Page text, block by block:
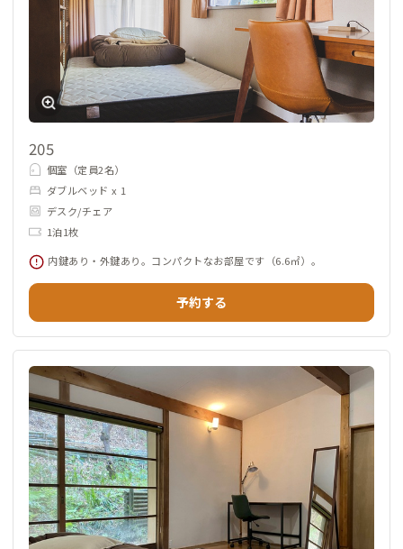
205
個室（定員2名）
ダブルベッド x 1
デスク/チェア
1泊1枚
内鍵あり・外鍵あり。コンパクトなお部屋です（6.6㎡）。
予約する